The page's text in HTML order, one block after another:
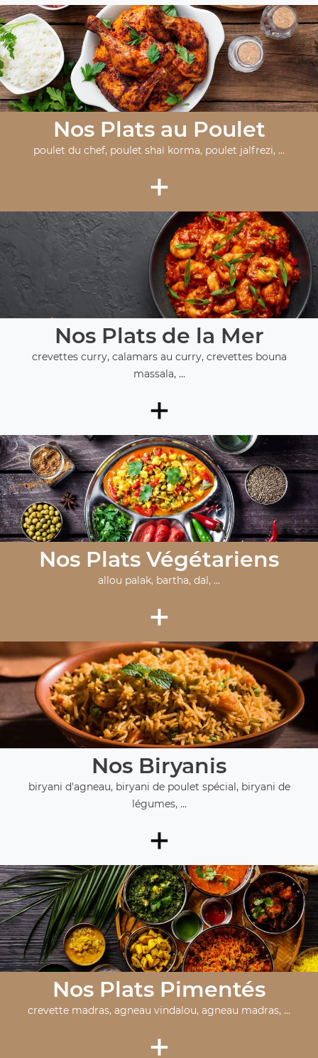
Nos Plats au Poulet
poulet du chef, poulet shaï korma, poulet jalfrezi, ...
+
Nos Plats de la Mer
crevettes curry, calamars au curry, crevettes bouna
massala, ...
+
Nos Plats Végétariens
allou palak, bartha, dal, ...
+
Nos Biryanis
biryani d'agneau, biryani de poulet spécial, biryani de
légumes, ...
+
Nos Plats Pimentés
crevette madras, agneau vindalou, agneau madras, ...
+